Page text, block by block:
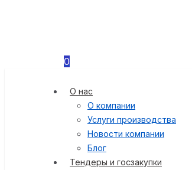
0
О нас
О компании
Услуги производства
Новости компании
Блог
Тендеры и госзакупки